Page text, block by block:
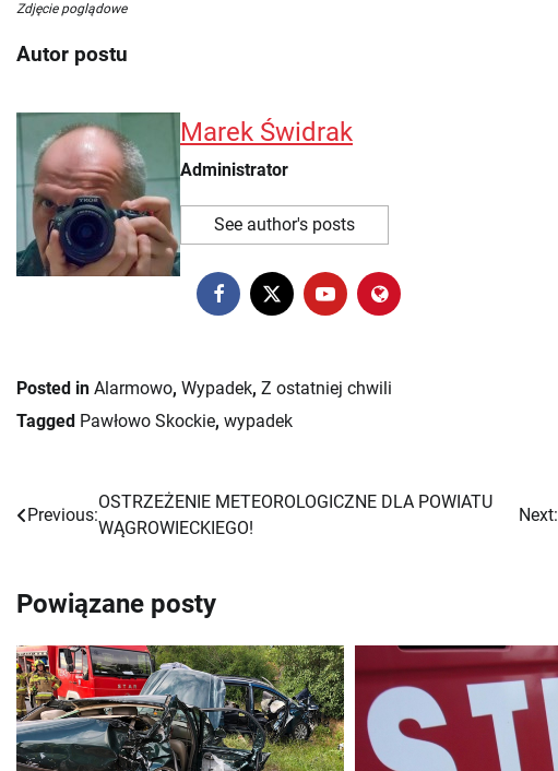
Zdjęcie poglądowe
Autor postu
Marek Świdrak
Administrator
See author's posts
Posted in Alarmowo, Wypadek, Z ostatniej chwili
Tagged Pawłowo Skockie, wypadek
Nawigacja
Previous:
OSTRZEŻENIE METEOROLOGICZNE DLA POWIATU
WĄGROWIECKIEGO!
Next:
Powiązane posty